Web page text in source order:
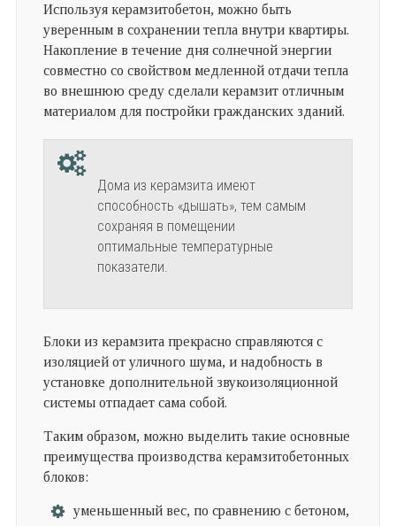
Используя керамзитобетон, можно быть
уверенным в сохранении тепла внутри квартиры.
Накопление в течение дня солнечной энергии
совместно со свойством медленной отдачи тепла
во внешнюю среду сделали керамзит отличным
материалом для постройки гражданских зданий.
Дома из керамзита имеют
способность «дышать», тем самым
сохраняя в помещении
оптимальные температурные
показатели.
Блоки из керамзита прекрасно справляются с
изоляцией от уличного шума, и надобность в
установке дополнительной звукоизоляционной
системы отпадает сама собой.
Таким образом, можно выделить такие основные
преимущества производства керамзитобетонных
блоков:
уменьшенный вес, по сравнению с бетоном,